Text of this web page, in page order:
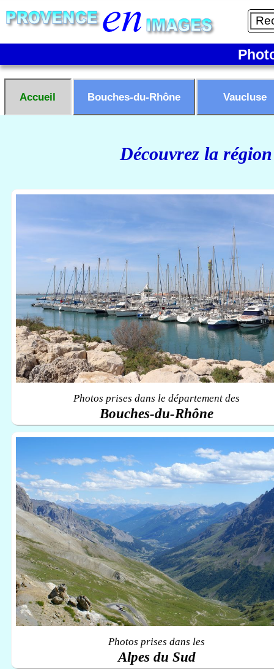
Accueil Bouches-du-Rhône Vaucluse
Découvrez la
Photos prises dans le département des
Bouches-du-Rhône
Photos prises dans les
Alpes du Sud